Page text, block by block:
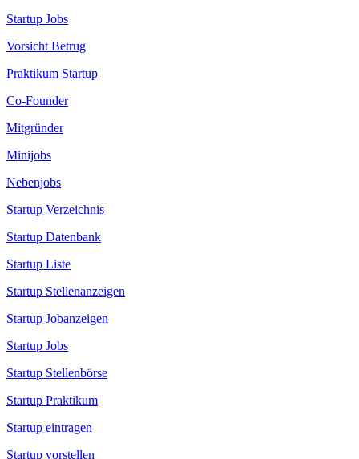
Startup Jobs
Vorsicht Betrug
Praktikum Startup
Co-Founder
Mitgründer
Minijobs
Nebenjobs
Startup Verzeichnis
Startup Datenbank
Startup Liste
Startup Stellenanzeigen
Startup Jobanzeigen
Startup Jobs
Startup Stellenbörse
Startup Praktikum
Startup eintragen
Startup vorstellen